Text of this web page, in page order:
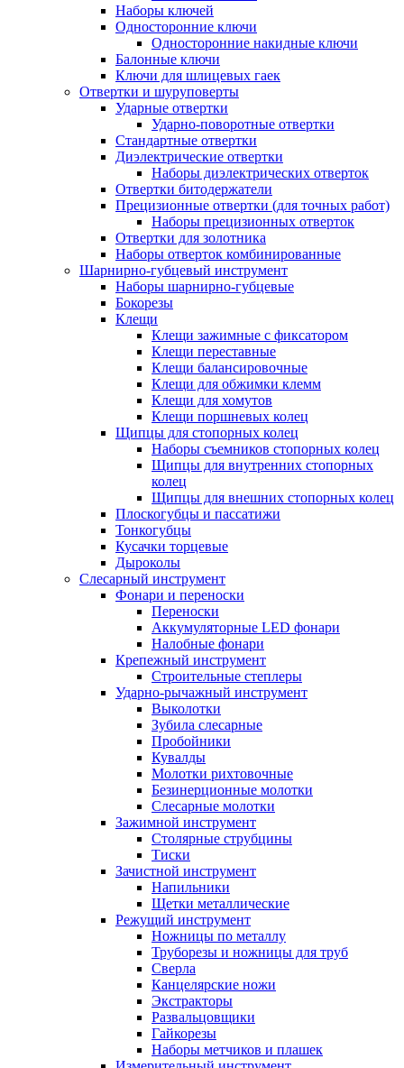
Наборы ключей
Односторонние ключи
Односторонние накидные ключи
Балонные ключи
Ключи для шлицевых гаек
Отвертки и шуруповерты
Ударные отвертки
Ударно-поворотные отвертки
Стандартные отвертки
Диэлектрические отвертки
Наборы диэлектрических отверток
Отвертки битодержатели
Прецизионные отвертки (для точных работ)
Наборы прецизионных отверток
Отвертки для золотника
Наборы отверток комбинированные
Шарнирно-губцевый инструмент
Наборы шарнирно-губцевые
Бокорезы
Клещи
Клещи зажимные с фиксатором
Клещи переставные
Клещи балансировочные
Клещи для обжимки клемм
Клещи для хомутов
Клещи поршневых колец
Щипцы для стопорных колец
Наборы съемников стопорных колец
Щипцы для внутренних стопорных
колец
Щипцы для внешних стопорных колец
Плоскогубцы и пассатижи
Тонкогубцы
Кусачки торцевые
Дыроколы
Слесарный инструмент
Фонари и переноски
Переноски
Аккумуляторные LED фонари
Налобные фонари
Крепежный инструмент
Строительные степлеры
Ударно-рычажный инструмент
Выколотки
Зубила слесарные
Пробойники
Кувалды
Молотки рихтовочные
Безинерционные молотки
Слесарные молотки
Зажимной инструмент
Столярные струбцины
Тиски
Зачистной инструмент
Напильники
Щетки металлические
Режущий инструмент
Ножницы по металлу
Труборезы и ножницы для труб
Сверла
Канцелярские ножи
Экстракторы
Развальцовщики
Гайкорезы
Наборы метчиков и плашек